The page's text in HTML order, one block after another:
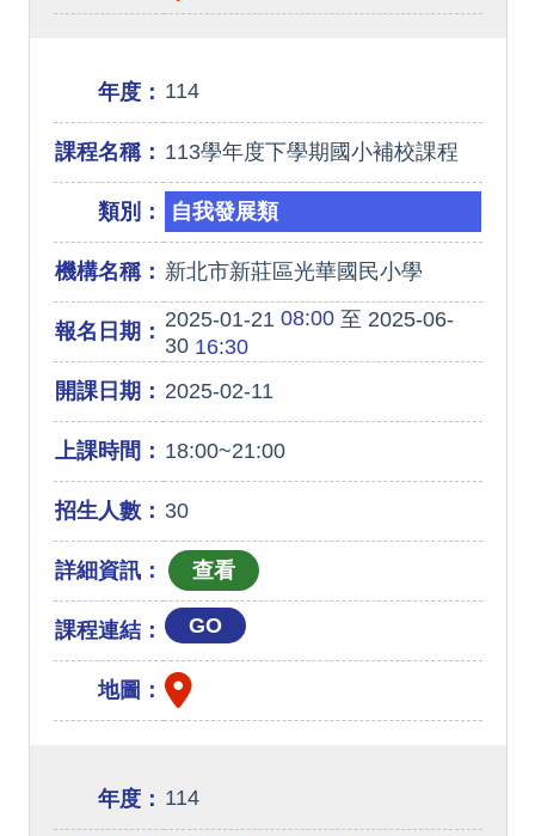
年度： 114
課程名稱： 113學年度下學期國小補校課程
類別： 自我發展類
機構名稱： 新北市新莊區光華國民小學
報名日期： 2025-01-21 08:00至 2025-06-
3016:30
開課日期： 2025-02-11
上課時間： 18:00~21:00
招生人數： 30
詳細資訊：
課程連結： GO
地圖：
年度： 114